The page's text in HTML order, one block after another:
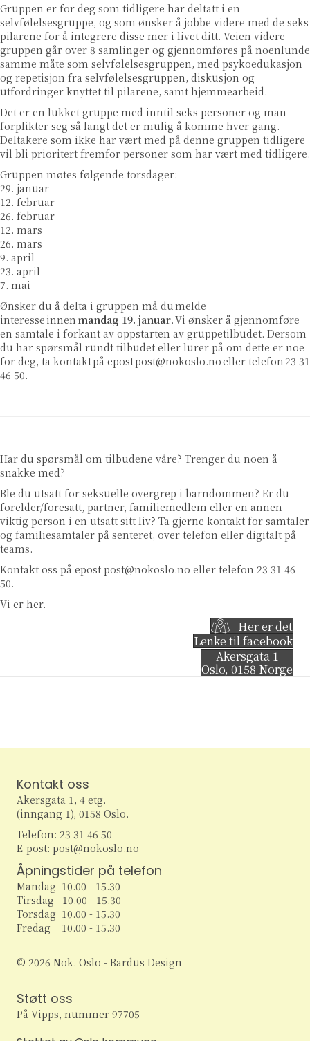
Gruppen er for deg som tidligere har deltatt i en
selvfølelsesgruppe, og som ønsker å jobbe videre med de seks
pilarene for å integrere disse mer i livet ditt. Veien videre
gruppen går over 8 samlinger og gjennomføres på noenlunde
samme måte som selvfølelsesgruppen, med psykoedukasjon
og repetisjon fra selvfølelsesgruppen, diskusjon og
utfordringer knyttet til pilarene, samt hjemmearbeid.
Det er en lukket gruppe med inntil seks personer og man
forplikter seg så langt det er mulig å komme hver gang.
Deltakere som ikke har vært med på denne gruppen tidligere
vil bli prioritert fremfor personer som har vært med tidligere.
Gruppen møtes følgende torsdager:
29. januar
12. februar
26. februar
12. mars
26. mars
9. april
23. april
7. mai
Ønsker du å delta i gruppen må du melde
interesse innen mandag 19. januar. Vi ønsker å gjennomføre
en samtale i forkant av oppstarten av gruppetilbudet. Dersom
du har spørsmål rundt tilbudet eller lurer på om dette er noe
for deg, ta kontakt på epostpost@nokoslo.noeller telefon 23 31
46 50.
Har du spørsmål om tilbudene våre? Trenger du noen å
snakke med?
Ble du utsatt for seksuelle overgrep i barndommen? Er du
forelder/foresatt, partner, familiemedlem eller en annen
viktig person i en utsatt sitt liv? Ta gjerne kontakt for samtaler
og familiesamtaler på senteret, over telefon eller digitalt på
teams.
Kontakt oss på epost post@nokoslo.no eller telefon 23 31 46
50.
Vi er her.
Her er det
Lenke til facebook
Akersgata 1
Oslo, 0158 Norge
Kontakt oss
Akersgata 1, 4 etg.
(inngang 1), 0158 Oslo.
Telefon: 23 31 46 50
E-post: post@nokoslo.no
Åpningstider på telefon
Mandag 10.00 - 15.30
Tirsdag 10.00 - 15.30
Torsdag 10.00 - 15.30
Fredag 10.00 - 15.30
© 2026 Nok. Oslo - Bardus Design
Støtt oss
På Vipps, nummer 97705